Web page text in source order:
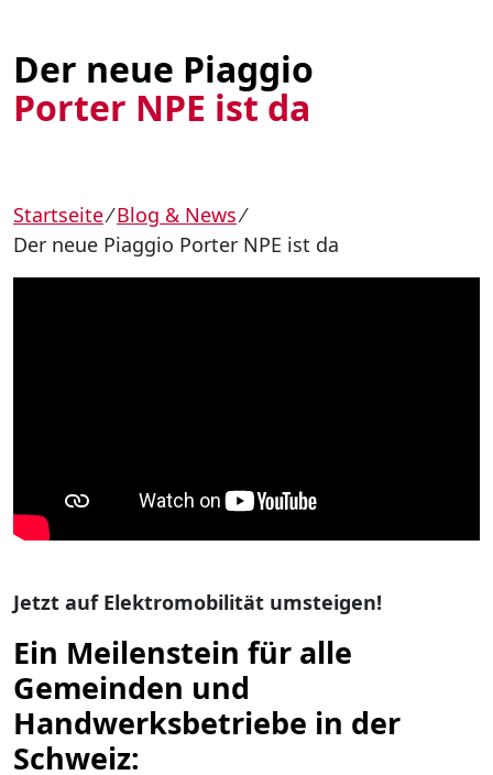
Der neue Piaggio
Porter NPE ist da
Startseite⁄Blog & News⁄
Der neue Piaggio Porter NPE ist da
Jetzt auf Elektromobilität umsteigen!
Ein Meilenstein für alle
Gemeinden und
Handwerksbetriebe in der
Schweiz: